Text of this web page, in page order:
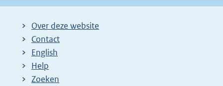
Over deze website
Contact
English
Help
Zoeken